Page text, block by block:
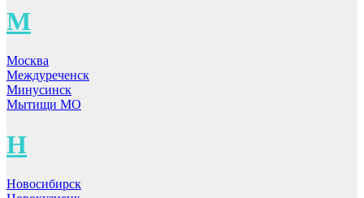
М
Москва
Междуреченск
Минусинск
Мытищи МО
Н
Новосибирск